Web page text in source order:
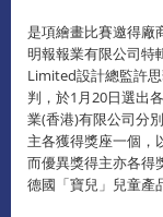
是項繪畫比賽邀得廠
明報報業有限公司特
Limited設計總監許
判，於1月20日選出
業(香港)有限公司分
主各獲得獎座一個，
而優異獎得主亦各得
德國「寶兒」兒童產